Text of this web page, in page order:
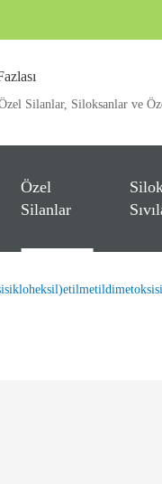
Silanlar, Siloksanlar ve
Özel
Silanlar